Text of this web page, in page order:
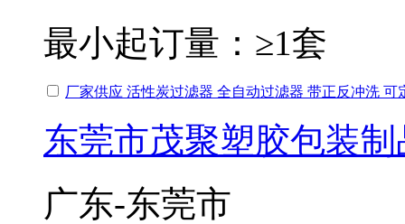
最小起订量： ≥1套
厂家供应 活性炭过滤器 全自动过滤器 带正反冲洗 可
东莞市茂聚塑胶包装
广东-东莞市